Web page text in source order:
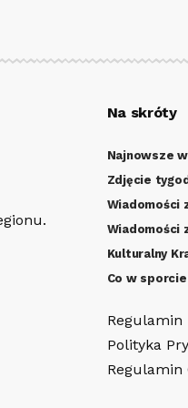
Na skróty
Najnowsze
Zdjęcie
Wiadomości
Wiadomości
Kulturalny
Co w sporcie
Regulamin
Polityka
Regulamin